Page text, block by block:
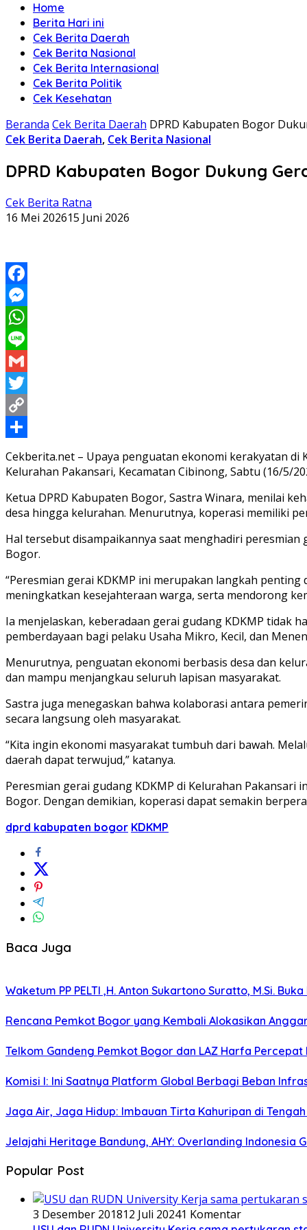
Home
Berita Hari ini
Cek Berita Daerah
Cek Berita Nasional
Cek Berita Internasional
Cek Berita Politik
Cek Kesehatan
Beranda Cek Berita Daerah DPRD Kabupaten Bogor
Cek Berita Daerah, Cek Berita Nasional
DPRD Kabupaten Bogor Dukung
Cek Berita Ratna
16 Mei 202615 Juni 2026
Facebook
Messenger
WhatsApp
Line
Gmail
Twitter
Copy
Link
Share
Cekberita.net – Upaya penguatan ekonomi kerakyatan
Kelurahan Pakansari, Kecamatan Cibinong, Sabtu (16/5/
Ketua DPRD Kabupaten Bogor, Sastra Winara, menilai
desa hingga kelurahan. Menurutnya, koperasi memiliki
Hal tersebut disampaikannya saat menghadiri
Bogor.
“Peresmian gerai KDKMP ini merupakan langkah
meningkatkan kesejahteraan warga, serta mendorong
Ia menjelaskan, keberadaan gerai gudang KDKMP tidak
pemberdayaan bagi pelaku Usaha Mikro, Kecil, dan
Menurutnya, penguatan ekonomi berbasis desa dan
dan mampu menjangkau seluruh lapisan masyarakat.
Sastra juga menegaskan bahwa kolaborasi antara
secara langsung oleh masyarakat.
“Kita ingin ekonomi masyarakat tumbuh dari bawah.
daerah dapat terwujud,” katanya.
Peresmian gerai gudang KDKMP di Kelurahan
Bogor. Dengan demikian, koperasi dapat semakin
dprd kabupaten bogor KDKMP
Baca Juga
Waketum PP PELTI ,H. Anton Sukartono Suratto, M.Si.
Rencana Pemkot Bogor yang Kembali Alokasikan
Telkom Gandeng Pemkot Bogor dan LAZ Harfa
Komisi I: Ini Saatnya Platform Global Berbagi Beban
Jaga Air, Jaga Hidup: Imbauan Tirta Kahuripan di
Jelajahi Heritage Bandung, AHY: Overlanding Indonesia
Popular Post
3 Desember 201812 Juli 20241 Komentar